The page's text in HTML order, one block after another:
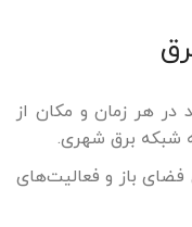
در هر زمان و مکان از
شبکه برق شهری.
فضای باز و فعالیت‌های